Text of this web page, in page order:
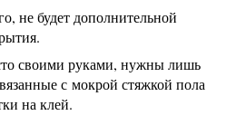
не будет дополнительной
своими руками, нужны лишь
с мокрой стяжкой пола
на клей.